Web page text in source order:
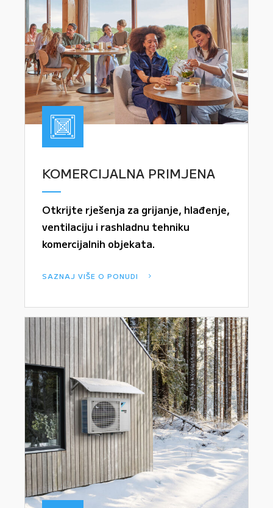
KOMERCIJALNA PRIMJENA
Otkrijte rješenja za grijanje, hlađenje,
ventilaciju i rashladnu tehniku
komercijalnih objekata.
SAZNAJ VIŠE O PONUDI